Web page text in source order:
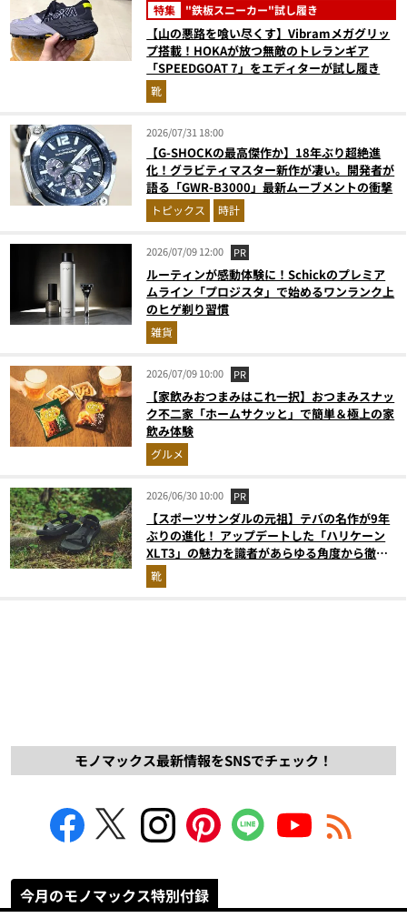
特集 "鉄板スニーカー"試し履き
【山の悪路を喰い尽くす】Vibramメガグリッ
プ搭載！HOKAが放つ無敵のトレランギア
「SPEEDGOAT 7」をエディターが試し履き
靴
2026/07/31 18:00
【G-SHOCKの最高傑作か】18年ぶり超絶進
化！グラビティマスター新作が凄い。開発者が
語る「GWR-B3000」最新ムーブメントの衝撃
トピックス 時計
2026/07/09 12:00 PR
ルーティンが感動体験に！Schickのプレミア
ムライン「プロジスタ」で始めるワンランク上
のヒゲ剃り習慣
雑貨
2026/07/09 10:00 PR
【家飲みおつまみはこれ一択】おつまみスナッ
ク不二家「ホームサクッと」で簡単＆極上の家
飲み体験
グルメ
2026/06/30 10:00 PR
【スポーツサンダルの元祖】テバの名作が9年
ぶりの進化！ アップデートした「ハリケーン
XLT3」の魅力を識者があらゆる角度から徹底
解説！
靴
モノマックス最新情報をSNSでチェック！
今月のモノマックス特別付録